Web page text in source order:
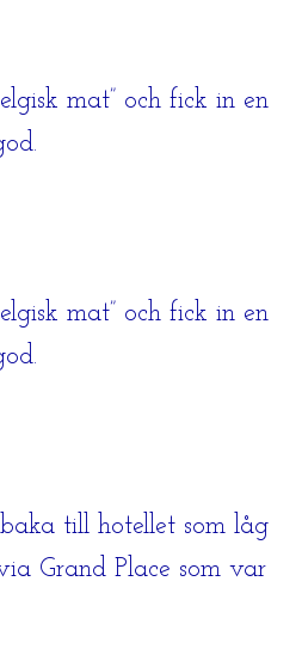
mat” och fick in en
mat” och fick in en
till hotellet som låg
Grand Place som var